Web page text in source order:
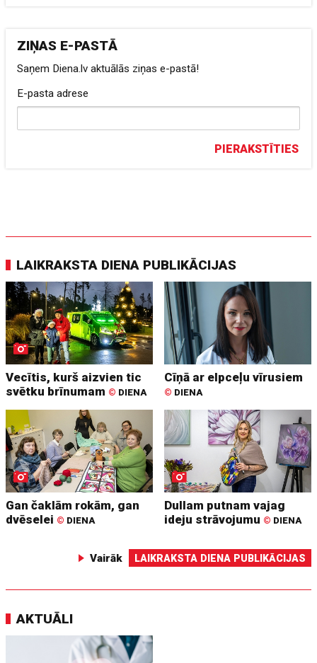
ZIŅAS E-PASTĀ
Saņem Diena.lv aktuālās ziņas e-pastā!
E-pasta adrese
PIERAKSTĪTIES
LAIKRAKSTA DIENA PUBLIKĀCIJAS
Vecītis, kurš aizvien tic
svētku brīnumam © DIENA
Cīņā ar elpceļu vīrusiem
© DIENA
Gan čaklām rokām, gan
dvēselei © DIENA
Dullam putnam vajag
ideju strāvojumu © DIENA
Vairāk LAIKRAKSTA DIENA PUBLIKĀCIJAS
AKTUĀLI